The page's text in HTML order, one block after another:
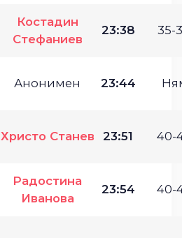
Костадин
Стефаниев
23:38 35-
Анонимен 23:44
Христо Станев 23:51 40-
Радостина
Иванова
23:54 40-